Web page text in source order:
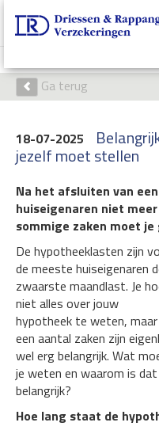
Ga terug
18-07-2025
jezelf moet stellen
Na het afsluiten van
huiseigenaren niet
sommige zaken moet
De hypotheeklasten zijn
de meeste huiseigenaren
zwaarste maandlast. Je
niet alles over jouw
hypotheek te weten, maar
een aantal zaken zijn
wel erg belangrijk. Wat
je weten en waarom is
belangrijk?
Hoe lang staat de